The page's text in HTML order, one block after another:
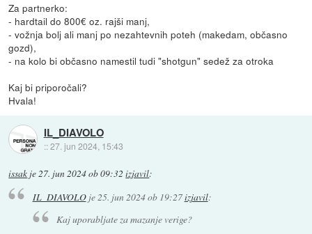
Za partnerko:
- hardtail do 800€ oz. rajši manj,
- vožnja bolj ali manj po nezahtevnih poteh (makedam, občasno
gozd),
- na kolo bi občasno namestil tudi "shotgun" sedež za otroka
Kaj bi priporočali?
Hvala!
IL_DIAVOLO
::27. jun 2024, 15:43
issak je27. jun 2024 ob 09:32 izjavil:
IL_DIAVOLOje 25. jun 2024 ob 19:27izjavil:
Kaj uporabljate za mazanje verige?